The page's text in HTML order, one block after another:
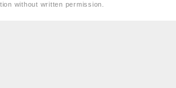
without written permission.